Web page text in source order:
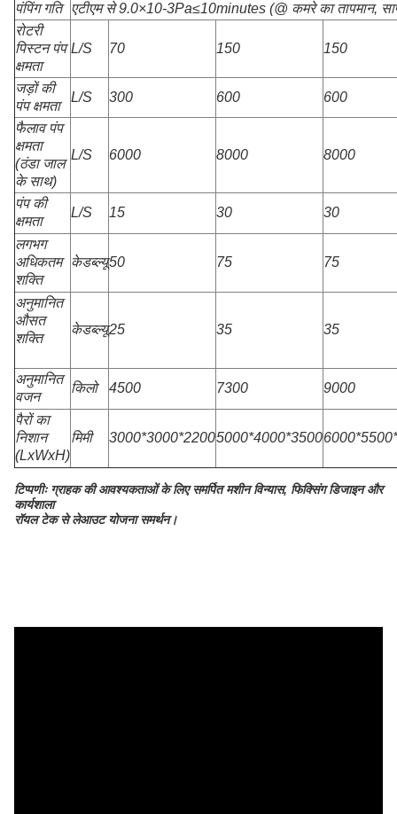
पंपिंग गति एटीएम से 9.0×10-3Pa≤10minutes (@ कमरे का तापमान,
रोटरी
पिस्टन पंप
क्षमता
L/S 70 150 150
जड़ों की
पंप क्षमता
L/S 300 600 600
फैलाव पंप
क्षमता
(ठंडा जाल
के साथ)
L/S 6000 8000 8000
पंप की
क्षमता
L/S 15 30 30
लगभग
अधिकतम
शक्ति
केडब्ल्यू50 75 75
अनुमानित
औसत
शक्ति
केडब्ल्यू25 35 35
अनुमानित
वजन
किलो 4500 7300 9000
पैरों का
निशान
(LxWxH)
मिमी 3000*3000*22005000*4000*3500
टिप्पणीः ग्राहक की आवश्यकताओं के लिए समर्पित मशीन विन्यास, फिक्सिंग डिजाइन और
कार्यशाला
रॉयल टेक से लेआउट योजना समर्थन।